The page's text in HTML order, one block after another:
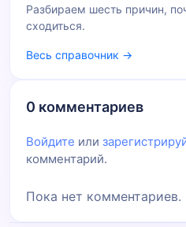
Разбираем шесть причин,
сходиться.
Весь справочник →
0 комментариев
Войдите или
комментарий.
Пока нет